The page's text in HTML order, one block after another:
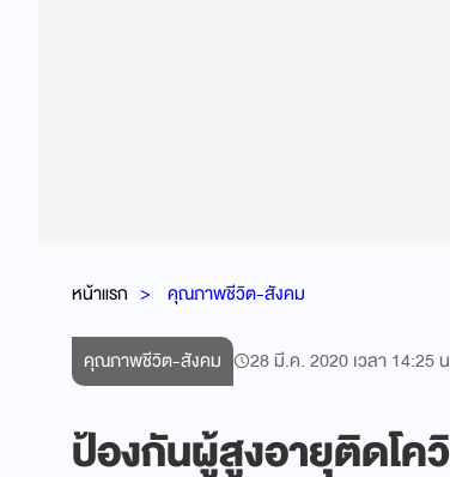
หน้าแรก คุณภาพชีวิต-สังคม
คุณภาพชีวิต-สังคม 28 มี.ค. 2020 เวลา 14:25
ป้องกันผู้สูงอายุติดโค